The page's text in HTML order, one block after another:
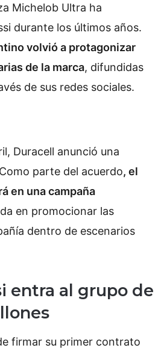
Michelob Ultra ha
durante los últimos años.
volvió a protagonizar
de la marca, difundidas
de sus redes sociales.
Duracell anunció una
Como parte del acuerdo, el
en una campaña
en promocionar las
dentro de escenarios
entra al grupo de
firmar su primer contrato